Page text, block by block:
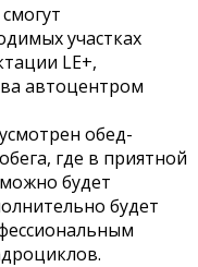
участках
LE+,
автоцентром
обед-
где в приятной
будет
будет